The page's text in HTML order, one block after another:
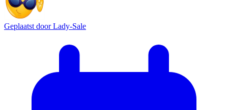
Geplaatst doorLady-Sale